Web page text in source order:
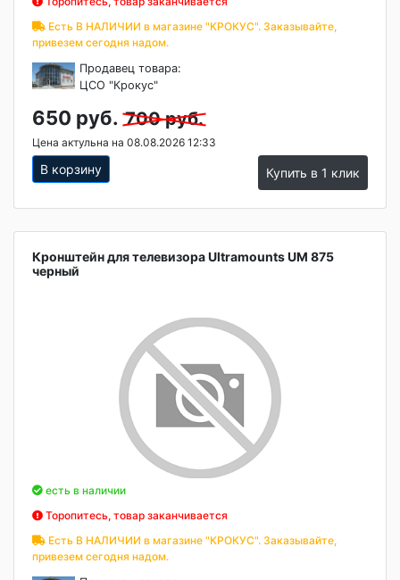
Есть В НАЛИЧИИ в магазине "КРОКУС". Заказывайте,
привезем сегодня надом.
Продавец товара:
ЦСО "Крокус"
650 руб. 700 руб.
Цена актульна на 08.08.2026 12:33
В корзину Купить в 1 клик
Кронштейн для телевизора Ultramounts UM 875
черный
есть в наличии
Торопитесь, товар заканчивается
Есть В НАЛИЧИИ в магазине "КРОКУС". Заказывайте,
привезем сегодня надом.